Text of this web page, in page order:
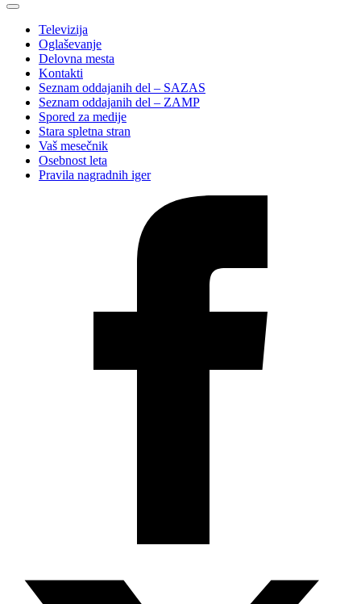
Televizija
Oglaševanje
Delovna mesta
Kontakti
Seznam oddajanih del – SAZAS
Seznam oddajanih del – ZAMP
Spored za medije
Stara spletna stran
Vaš mesečnik
Osebnost leta
Pravila nagradnih iger